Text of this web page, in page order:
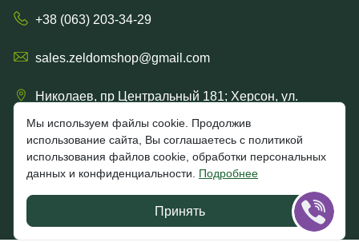
+38 (063) 203-34-29
sales.zeldomshop@gmail.com
Николаев, пр Центральный 181; Херсон, ул.
4.7★★★★★
★★★★★
Мы используем файлы cookie. Продолжив
использование сайта, Вы соглашаетесь с политикой
использования файлов cookie, обработки персональных
данных и конфиденциальности.
Подробнее
Принять